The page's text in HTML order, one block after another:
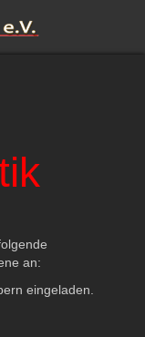
an:
eingeladen.